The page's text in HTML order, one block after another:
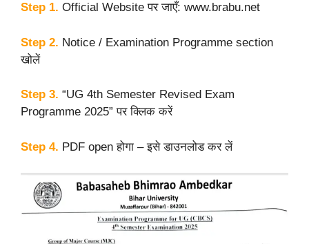
Step 1. Official Website पर जाएँ: www.brabu.net
Step 2. Notice / Examination Programme section
खोलें
Step 3. “UG 4th Semester Revised Exam
Programme 2025” पर क्लिक करें
Step 4. PDF open होगा – इसे डाउनलोड कर लें